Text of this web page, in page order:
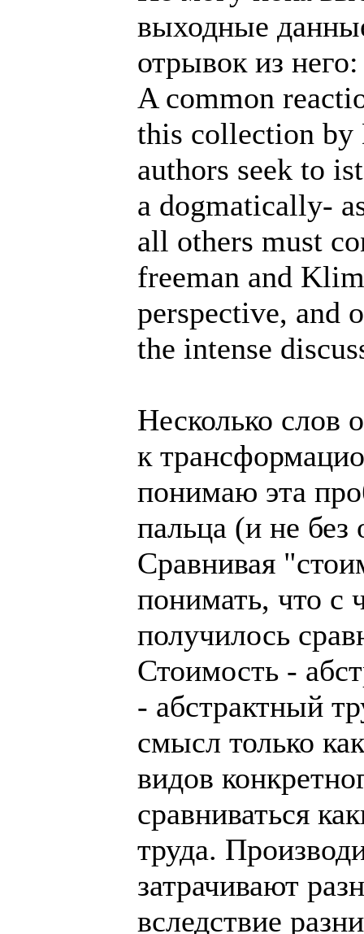
выходные
отрывок из него:
A common
this collection by
authors seek to
a dogmatically-
all others must
freeman and
perspective, and
the intense
Несколько слов
к
понимаю эта
пальца (и не без
Сравнивая
понимать, что с
получилось
Стоимость -
- абстрактный
смысл только
видов
сравниваться
труда.
затрачивают
вследствие